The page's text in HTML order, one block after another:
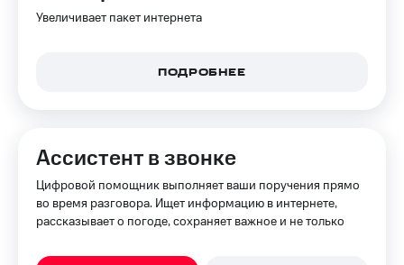
Увеличивает пакет интернета
ПОДРОБНЕЕ
Ассистент в звонке
Цифровой помощник выполняет ваши поручения прямо
во время разговора. Ищет информацию в интернете,
рассказывает о погоде, сохраняет важное и не только